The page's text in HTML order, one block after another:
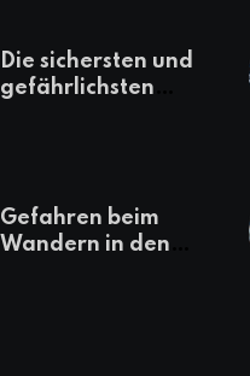
Die sichersten und
gefährlichsten
Gefahren beim
Wandern in den